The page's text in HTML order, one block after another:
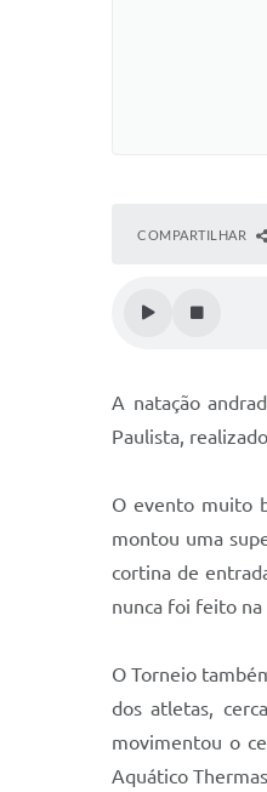
COMPARTILHAR
A natação
Paulista,
O evento muito
montou uma
cortina de
nunca foi feito na
O Torneio
dos atletas,
movimentou o
Aquático